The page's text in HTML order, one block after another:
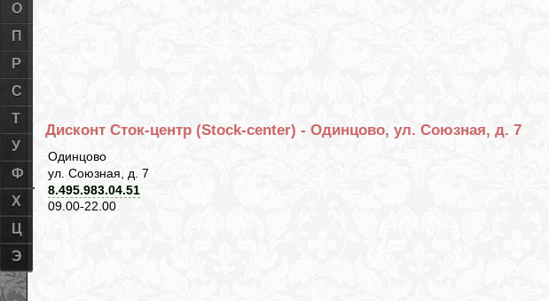
Дисконт Сток-центр (Stock-center) - Одинцово, ул. Союзная, д. 7
Одинцово
ул. Союзная, д. 7
8.495.983.04.51
09.00-22.00
О
П
Р
С
Т
У
Ф
Х
Ц
Э